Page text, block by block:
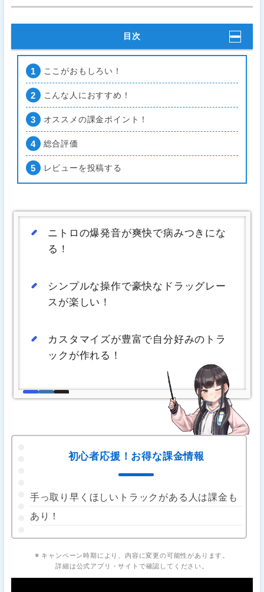
目次
ここがおもしろい！
こんな人におすすめ！
オススメの課金ポイント！
総合評価
レビューを投稿する
ニトロの爆発音が爽快で病みつきにな
る！
シンプルな操作で豪快なドラッグレー
スが楽しい！
カスタマイズが豊富で自分好みのトラ
ックが作れる！
初心者応援！お得な課金情報
手っ取り早くほしいトラックがある人は課金も
あり！
※ キャンペーン時期により、内容に変更の可能性があります。
詳細は公式アプリ・サイトで確認してください。